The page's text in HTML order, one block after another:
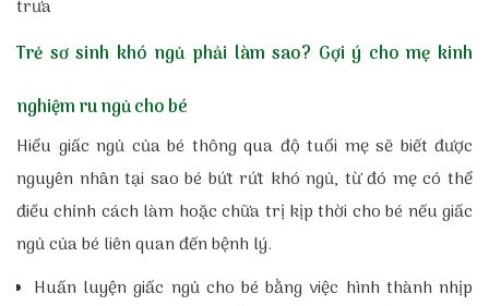
trưa
Trẻ sơ sinh khó ngủ phải làm sao? Gợi ý cho mẹ kinh
nghiệm ru ngủ cho bé
Hiểu giấc ngủ của bé thông qua độ tuổi mẹ sẽ biết được
nguyên nhân tại sao bé bứt rứt khó ngủ, từ đó mẹ có thể
điều chỉnh cách làm hoặc chữa trị kịp thời cho bé nếu giấc
ngủ của bé liên quan đến bệnh lý.
Huấn luyện giấc ngủ cho bé bằng việc hình thành nhịp